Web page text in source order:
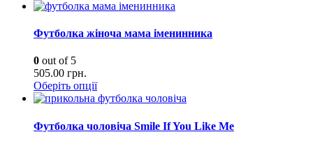
Футболка жіноча мама іменинника
0 out of 5
505.00 грн.
Оберіть опції
Футболка чоловіча Smile If You Like Me